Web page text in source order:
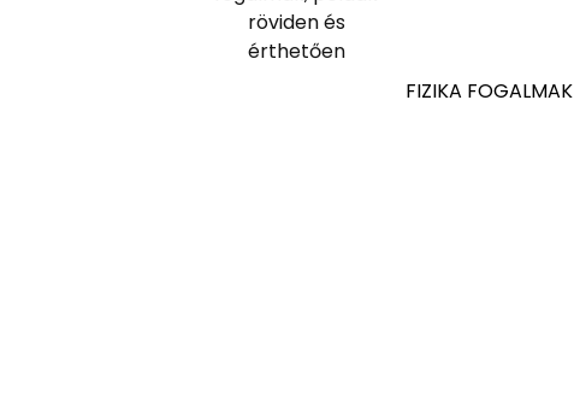
röviden és
érthetően
FIZIKA FOGALMAK